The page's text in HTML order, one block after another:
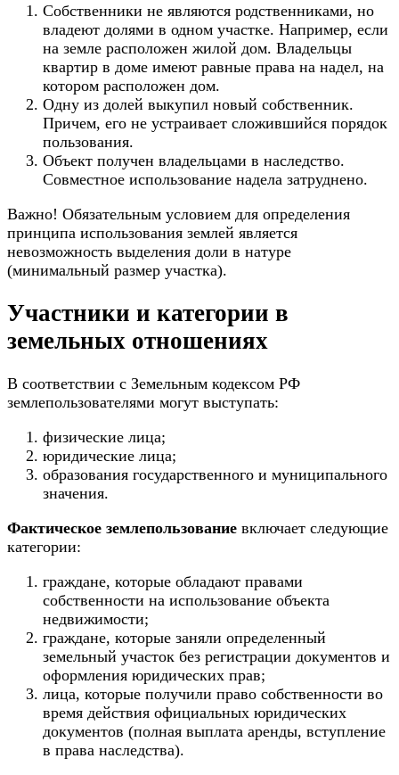
Собственники не являются родственниками, но
владеют долями в одном участке. Например, если
на земле расположен жилой дом. Владельцы
квартир в доме имеют равные права на надел, на
котором расположен дом.
Одну из долей выкупил новый собственник.
Причем, его не устраивает сложившийся порядок
пользования.
Объект получен владельцами в наследство.
Совместное использование надела затруднено.
Важно! Обязательным условием для определения
принципа использования землей является
невозможность выделения доли в натуре
(минимальный размер участка).
Участники и категории в
земельных отношениях
В соответствии с Земельным кодексом РФ
землепользователями могут выступать:
физические лица;
юридические лица;
образования государственного и муниципального
значения.
Фактическое землепользование включает следующие
категории:
граждане, которые обладают правами
собственности на использование объекта
недвижимости;
граждане, которые заняли определенный
земельный участок без регистрации документов и
оформления юридических прав;
лица, которые получили право собственности во
время действия официальных юридических
документов (полная выплата аренды, вступление
в права наследства).